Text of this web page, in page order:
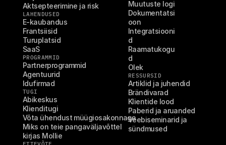
Aktsepteerimine ja risk
LAHENDUSED
E-kaubandus
Frantsiisid
Turuplatsid
SaaS
PROGRAMMID
Partnerprogrammid
Agentuurid
Idufirmad
TUGI
Abikeskus
Klienditugi
Võta ühendust müügiosakonnaga
Miks on teie pangaväljavõttel
kirjas Mollie
Muutuste logi
Dokumentatsi
oon
Integratsiooni
d
Raamatukogu
d
Olek
RESSURSID
Artiklid ja juhendid
Brändivarad
Klientide lood
Paberid ja aruanded
Veebiseminarid ja
sündmused